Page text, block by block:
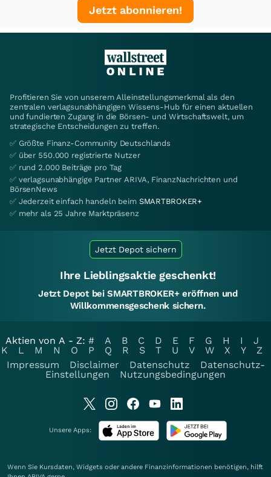
Jetzt abonnieren!
Profitieren Sie von unserem Alleinstellungsmerkmal als den
zentralen verlagsunabhängigen Wissens-Hub für einen aktuellen
und fundierten Zugang in die Börsen- und Wirtschaftswelt, um
strategische Entscheidungen zu treffen.
✅ Größte Finanz-Community Deutschlands
✅ über 550.000 registrierte Nutzer
✅ rund 2.000 Beiträge pro Tag
✅ verlagsunabhängige Partner ARIVA, FinanzNachrichten und
BörsenNews
✅ Jederzeit einfach handeln beim SMARTBROKER+
✅ mehr als 25 Jahre Marktpräsenz
Jetzt Depot sichern
Ihre Lieblingsaktie geschenkt!
Jetzt Depot bei SMARTBROKER+ eröffnen und
Willkommensgeschenk sichern.
Aktien von A - Z: # A B C D E F G H I
J
K
L M N O P Q R S T U V W X Y
Z
Impressum
Disclaimer Datenschutz
Datenschutz-
Einstellungen
Nutzungsbedingungen
Unsere Apps:
Wenn Sie Kursdaten, Widgets oder andere Finanzinformationen benötigen, hilft